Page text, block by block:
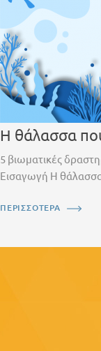
Η θάλασσα
5 βιωματικές
Εισαγωγή Η θάλασσα
ΠΕΡΙΣΣΟΤΕΡΑ